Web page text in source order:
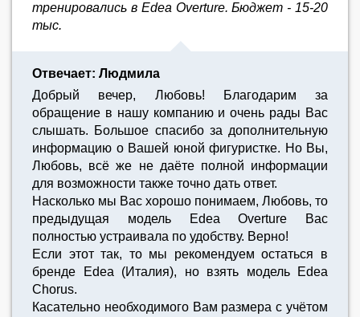
тренировались в Edea Overture. Бюджет - 15-20
тыс.
Отвечает: Людмила
Добрый вечер, Любовь! Благодарим за
обращение в нашу компанию и очень рады Вас
слышать. Большое спасибо за дополнительную
информацию о Вашей юной фигуристке. Но Вы,
Любовь, всё же не даёте полной информации
для возможности также точно дать ответ.
Насколько мы Вас хорошо понимаем, Любовь, то
предыдущая модель Edea Overture Вас
полностью устраивала по удобству. Верно!
Если этот так, то мы рекомендуем остаться в
бренде Edea (Италия), но взять модель Edea
Chorus.
Касательно необходимого Вам размера с учётом